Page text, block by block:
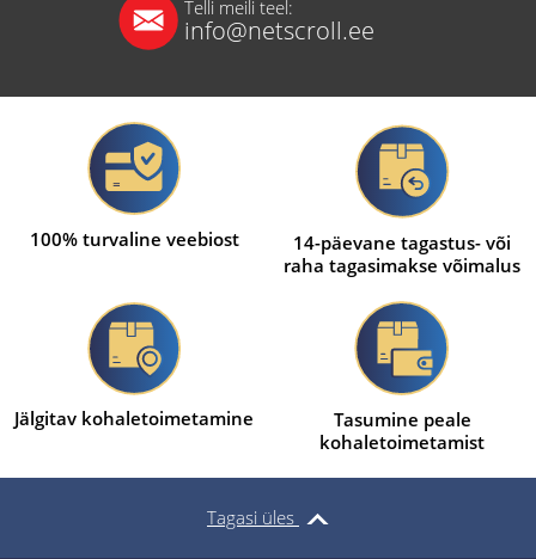
Telli meili teel:
info@netscroll.ee
100% turvaline veebiost
14-päevane tagastus- või
raha tagasimakse võimalus
Jälgitav kohaletoimetamine
Tasumine peale
kohaletoimetamist
Tagasi üles